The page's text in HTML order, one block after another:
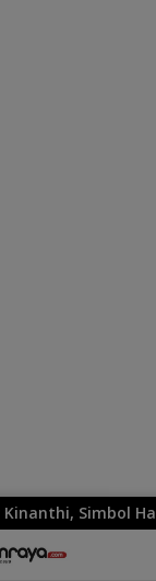
Harmoni dan